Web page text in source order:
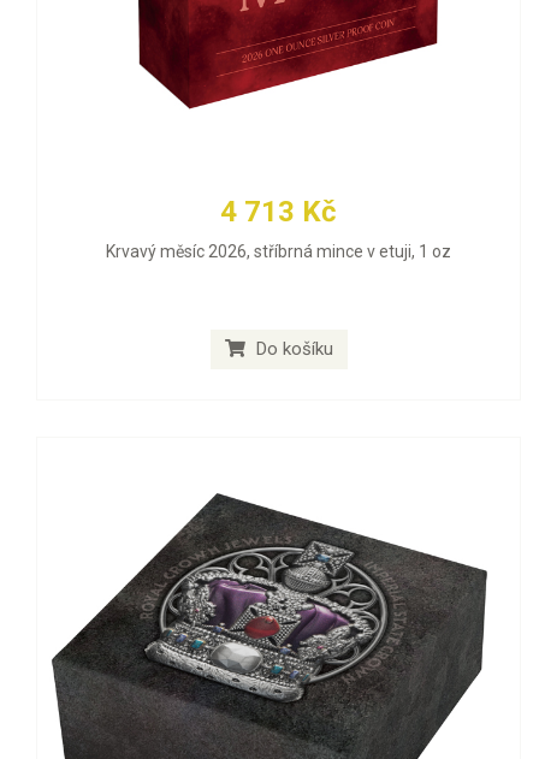
4 713 Kč
Krvavý měsíc 2026, stříbrná mince v etuji, 1 oz
Do košíku